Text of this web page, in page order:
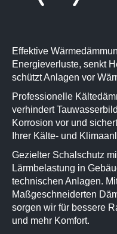
Effektive
Energieverluste, senkt
schützt Anlagen vor
Professionelle
verhindert
Korrosion vor und
Ihrer Kälte- und
Gezielter Schalschutz
Lärmbelastung in
technischen Anlagen.
Maßgeschneiderten
sorgen wir für bessere
und mehr Komfort.